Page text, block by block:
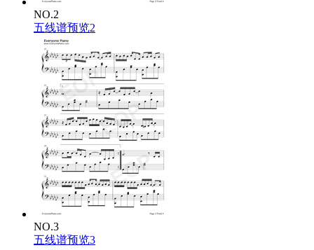
一个人
一直走
一个很好很好的朋友
我想要陪你很久很久
如果我们终有一天变得很复杂
一定是有颗种子在我心里生根发芽
它听我讲话 慢慢长大
形成了不能愈合的伤疤
可能是熟悉的地方没有风景
所以你要去很远的地方找自己
星星不会离开月亮
我也不会离开你
如果我们终有一天变得很复杂
一定是有颗种子在我心里生根发芽
它听我讲话 慢慢长大
NO.2
五线谱预览2
NO.3
五线谱预览3